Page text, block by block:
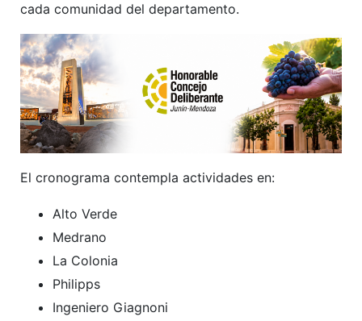
cada comunidad del departamento.
El cronograma contempla actividades en:
Alto Verde
Medrano
La Colonia
Philipps
Ingeniero Giagnoni